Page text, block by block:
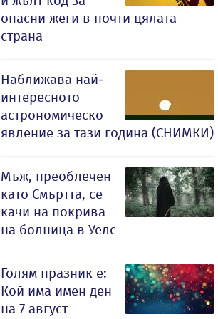
опасни жеги в почти цялата
страна
Наближава най-
интересното
астрономическо
явление за тази година (СНИМКИ)
Мъж, преоблечен
като Смъртта, се
качи на покрива
на болница в Уелс
Голям празник е:
Кой има имен ден
на 7 август